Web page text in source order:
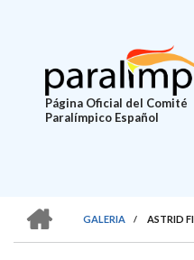
principal
Página Oficial del Comité
Paralímpico Español
SOBRESCRIBIR
GALERIA
/ ASTRID